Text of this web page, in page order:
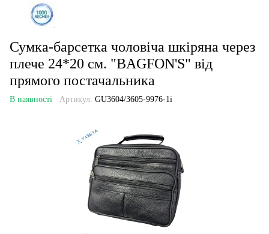
Сумка-барсетка чоловіча шкіряна через
плече 24*20 см. "BAGFON'S" від
прямого постачальника
В наявності Артикул: GU3604/3605-9976-1i